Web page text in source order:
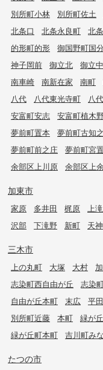
別所町小林
別所町佐土
北条口
北条永良町 北
的形町的形
御国野町国
神子岡前
御立北 御立中
南車崎
南新在家 南町
八代
八代東光寺町 八
安富町安志
安富町植木
夢前町置本
夢前町古知
夢前町前之庄
夢前町宮
余部区上川原
余部区上
加東市
家原 多井田 梶原 上
沢部
下滝野 新町 天神
三木市
上の丸町 大塚 大村
志染町西自由が丘
志染
自由が丘本町
末広 平田
別所町近藤
本町 緑が
緑が丘町本町
吉川町み
たつの市